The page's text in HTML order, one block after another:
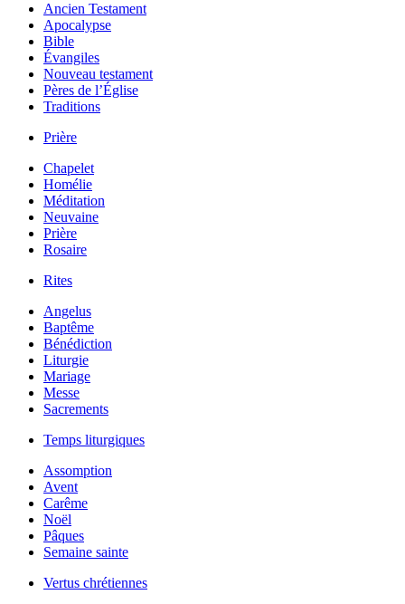
Ancien Testament
Apocalypse
Bible
Évangiles
Nouveau testament
Pères de l’Église
Traditions
Prière
Chapelet
Homélie
Méditation
Neuvaine
Prière
Rosaire
Rites
Angelus
Baptême
Bénédiction
Liturgie
Mariage
Messe
Sacrements
Temps liturgiques
Assomption
Avent
Carême
Noël
Pâques
Semaine sainte
Vertus chrétiennes